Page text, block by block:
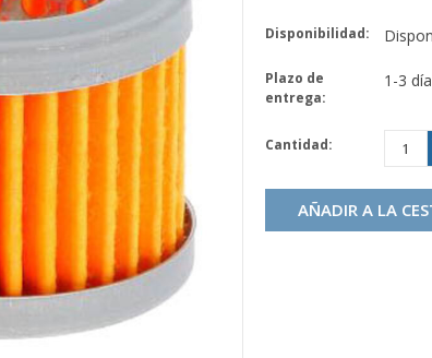
Disponibilidad:
Plazo de
entrega:
1-3
Cantidad:
AÑADIR A LA